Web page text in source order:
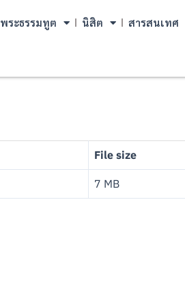
พระธรรมทูต นิสิต สารสนเทศ
File size
7 MB